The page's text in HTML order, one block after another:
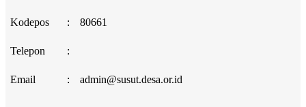
Kodepos : 80661
Telepon :
Email : admin@susut.desa.or.id